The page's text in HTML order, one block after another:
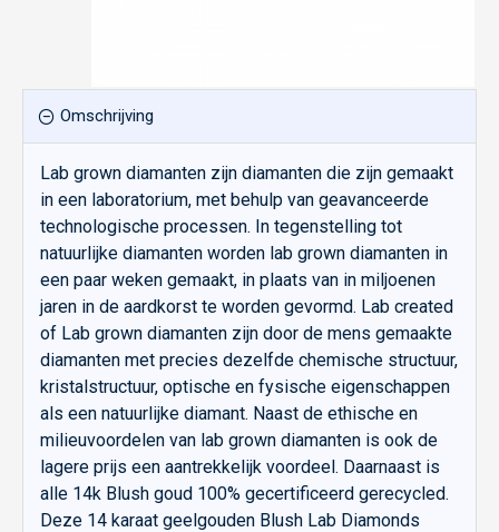
Omschrijving
Lab grown diamanten zijn diamanten die zijn gemaakt
in een laboratorium, met behulp van geavanceerde
technologische processen. In tegenstelling tot
natuurlijke diamanten worden lab grown diamanten in
een paar weken gemaakt, in plaats van in miljoenen
jaren in de aardkorst te worden gevormd. Lab created
of Lab grown diamanten zijn door de mens gemaakte
diamanten met precies dezelfde chemische structuur,
kristalstructuur, optische en fysische eigenschappen
als een natuurlijke diamant. Naast de ethische en
milieuvoordelen van lab grown diamanten is ook de
lagere prijs een aantrekkelijk voordeel. Daarnaast is
alle 14k Blush goud 100% gecertificeerd gerecycled.
Deze 14 karaat geelgouden Blush Lab Diamonds